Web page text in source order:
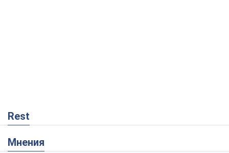
Rest
Мнения